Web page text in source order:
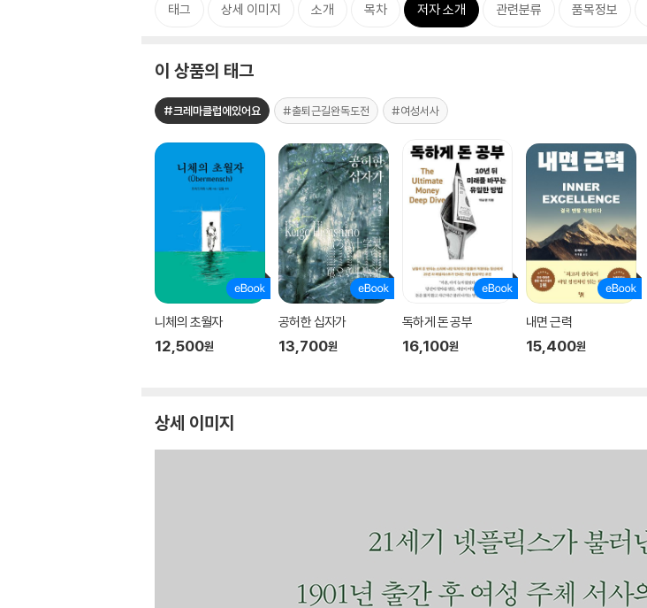
태그 상세 이미지 소개 목차 저자 소개 관련분류 품목정보
이 상품의 태그
#크레마클럽에있어요 #출퇴근길완독도전 #여성서사
니체의 초월자
12,500원
공허한 십자가
13,700원
독하게 돈 공부
16,100원
내면 근력
15,400원
상세 이미지